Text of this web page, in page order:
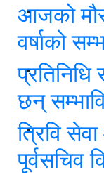
आजको
वर्षाको
छन्
त्रिवि
पूर्वसचिव